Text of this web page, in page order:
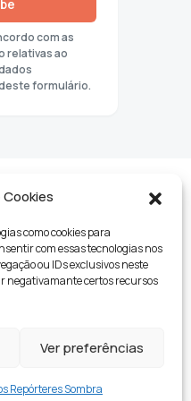
como cookies para
com essas tecnologias nos
ou IDs exclusivos neste
negativamante certos recursos
Ver preferências
Repórteres Sombra
com as
relativas ao
formulário.